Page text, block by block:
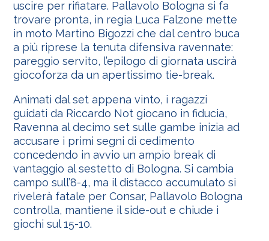
uscire per rifiatare. Pallavolo Bologna si fa
trovare pronta, in regia Luca Falzone mette
in moto Martino Bigozzi che dal centro buca
a più riprese la tenuta difensiva ravennate:
pareggio servito, l’epilogo di giornata uscirà
giocoforza da un apertissimo tie-break.
Animati dal set appena vinto, i ragazzi
guidati da Riccardo Not giocano in fiducia,
Ravenna al decimo set sulle gambe inizia ad
accusare i primi segni di cedimento
concedendo in avvio un ampio break di
vantaggio al sestetto di Bologna. Si cambia
campo sull’8-4, ma il distacco accumulato si
rivelerà fatale per Consar, Pallavolo Bologna
controlla, mantiene il side-out e chiude i
giochi sul 15-10.